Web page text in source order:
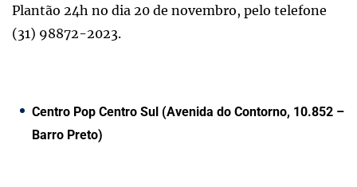
Plantão 24h no dia 20 de novembro, pelo telefone
(31) 98872-2023.
Centro Pop Centro Sul (Avenida do Contorno, 10.852 –
Barro Preto)